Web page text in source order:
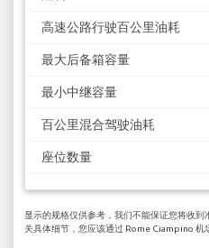
高速公路行驶百公里油耗
最大后备箱容量
最小中继容量
百公里混合驾驶油耗
座位数量
显示的规格仅供参考，我们不能保证您将收
关具体细节，您应该通过 Rome Ciampino 机